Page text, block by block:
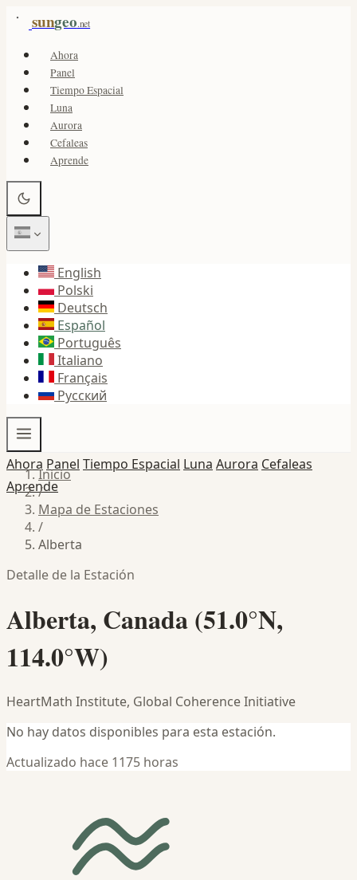
sungeo.net
Ahora
Panel
Tiempo Espacial
Luna
Aurora
Cefaleas
Aprende
English
Polski
Deutsch
Español
Português
Italiano
Français
Русский
Ahora Panel Tiempo Espacial Luna Aurora Cefaleas
Aprende
Inicio
/
Mapa de Estaciones
/
Alberta
Detalle de la Estación
Alberta, Canada (51.0°N,
114.0°W)
HeartMath Institute, Global Coherence Initiative
No hay datos disponibles para esta estación.
Actualizado hace 1175 horas